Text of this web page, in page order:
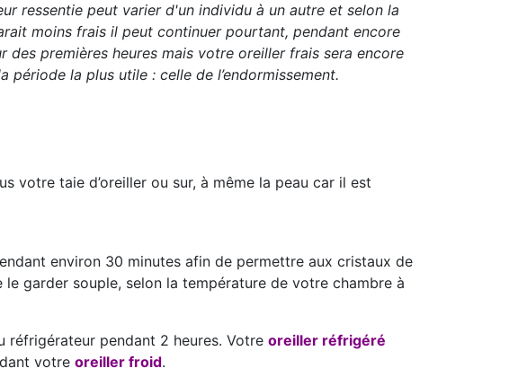
ressentie peut varier d'un individu à un autre et selon la
moins frais il peut continuer pourtant, pendant encore
premières heures mais votre oreiller frais sera encore
la plus utile : celle de l’endormissement.
votre taie d’oreiller ou sur, à même la peau car il est
environ 30 minutes afin de permettre aux cristaux de
garder souple, selon la température de votre chambre à
pendant 2 heures. Votre oreiller réfrigéré
votre oreiller froid.